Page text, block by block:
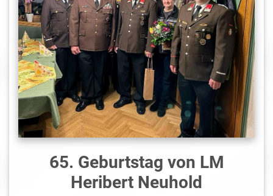
65. Geburtstag von LM
Heribert Neuhold